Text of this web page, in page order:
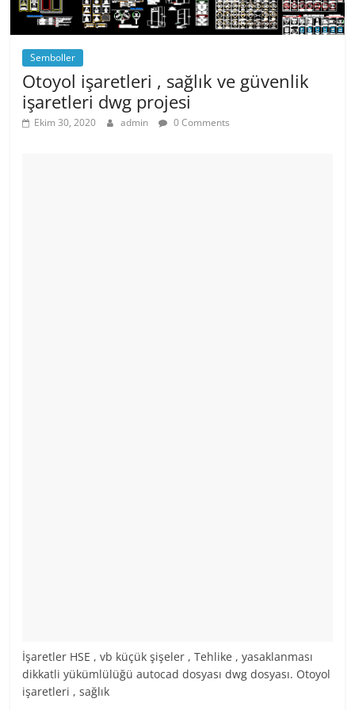
Semboller
Otoyol işaretleri , sağlık ve güvenlik
işaretleri dwg projesi
Ekim 30, 2020 admin 0 Comments
İşaretler HSE , vb küçük şişeler , Tehlike , yasaklanması
dikkatli yükümlülüğü autocad dosyası dwg dosyası. Otoyol
işaretleri , sağlık